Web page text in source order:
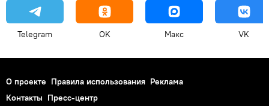
Telegram OK Макс VK
О проекте Правила использования Реклама
Контакты Пресс-центр